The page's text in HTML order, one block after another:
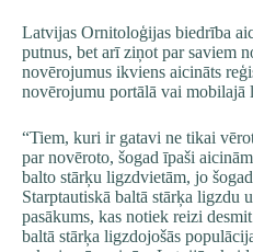
Latvijas Ornitoloģijas biedrība
putnus, bet arī ziņot par saviem
novērojumus ikviens aicināts
novērojumu portālā vai mobilajā
“Tiem, kuri ir gatavi ne tikai
par novēroto, šogad īpaši
balto stārķu ligzdvietām, jo
Starptautiskā baltā stārķa ligzdu
pasākums, kas notiek reizi
baltā stārķa ligzdojošās